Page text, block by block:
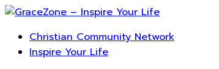
Christian Community Network
Inspire Your Life